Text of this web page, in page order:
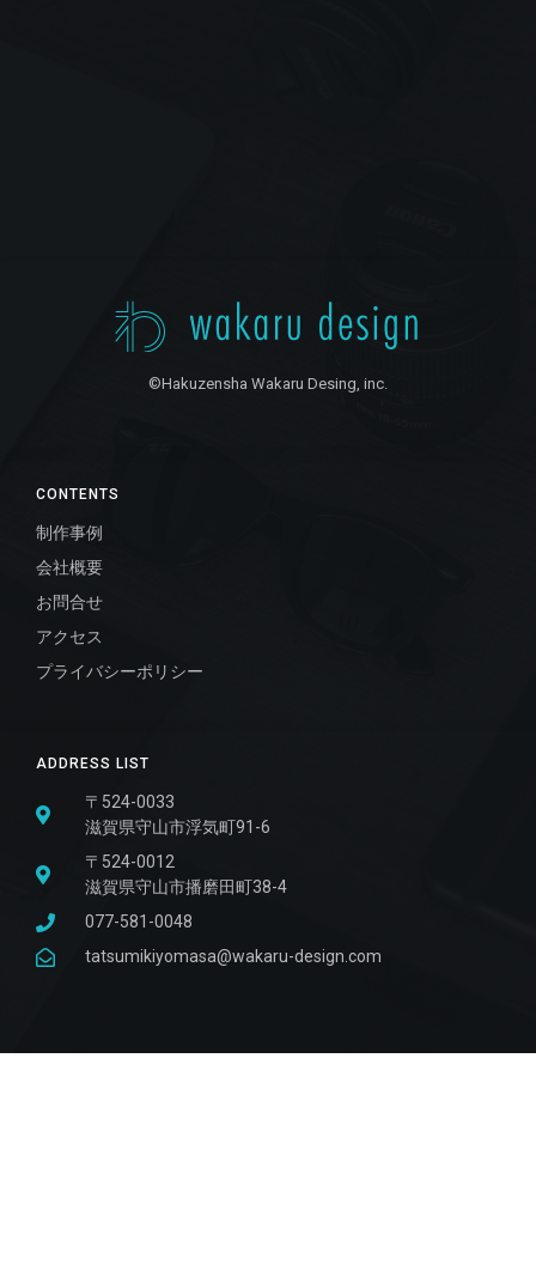
ADDRESS LIST
〒524-0033
滋賀県守山市浮気町91-6
〒524-0012
滋賀県守山市播磨田町38-4
077-581-0048
tatsumikiyomasa@wakaru-design.com
CONTENTS
制作事例
会社概要
お問合せ
アクセス
プライバシーポリシー
©Hakuzensha Wakaru Desing, inc.